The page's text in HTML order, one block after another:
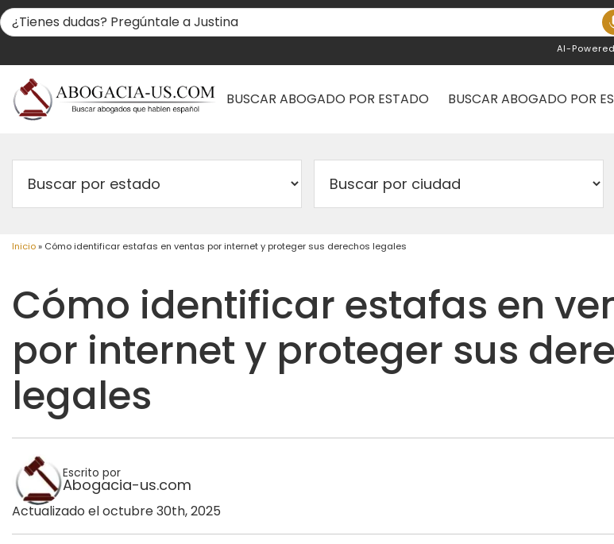
AI-
BUSCAR ABOGADO POR ESTADO BUSCAR ABOGADO POR
Inicio» Cómo identificar estafas en ventas por internet y proteger sus derechos legales
Cómo identificar estafas en
por internet y proteger sus
legales
Escrito por
Abogacia-us.com
Actualizado el octubre 30th, 2025